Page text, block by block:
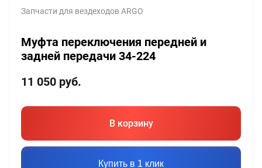
Запчасти для вездеходов ARGO
Муфта переключения передней и
задней передачи 34-224
11 050 руб.
В корзину
Купить в 1 клик